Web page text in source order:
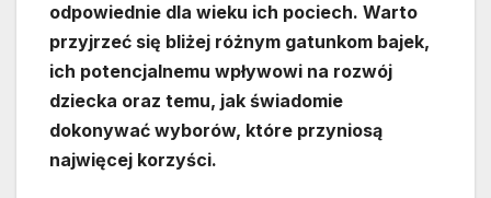
odpowiednie dla wieku ich pociech. Warto
przyjrzeć się bliżej różnym gatunkom bajek,
ich potencjalnemu wpływowi na rozwój
dziecka oraz temu, jak świadomie
dokonywać wyborów, które przyniosą
najwięcej korzyści.